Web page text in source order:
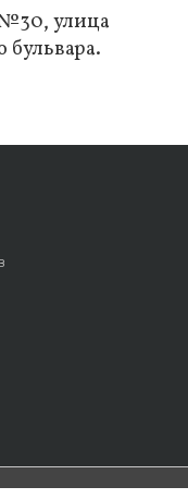
№30, улица
бульвара.